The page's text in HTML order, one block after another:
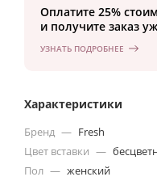
Оплатите 25%
и получите заказ
УЗНАТЬ ПОДРОБНЕЕ
Характеристики
Бренд — Fresh
Цвет вставки —
Пол — женский